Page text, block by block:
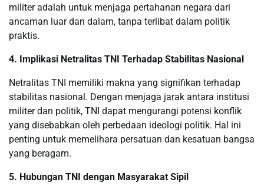
militer adalah untuk menjaga pertahanan negara dari
ancaman luar dan dalam, tanpa terlibat dalam politik
praktis.
4. Implikasi Netralitas TNI Terhadap Stabilitas Nasional
Netralitas TNI memiliki makna yang signifikan terhadap
stabilitas nasional. Dengan menjaga jarak antara institusi
militer dan politik, TNI dapat mengurangi potensi konflik
yang disebabkan oleh perbedaan ideologi politik. Hal ini
penting untuk memelihara persatuan dan kesatuan bangsa
yang beragam.
5. Hubungan TNI dengan Masyarakat Sipil